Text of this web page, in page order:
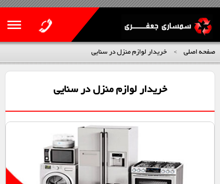
صفحه اصلی > خریدار لوازم منزل در سنایی
خریدار لوازم منزل در سنایی